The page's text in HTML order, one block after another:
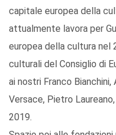
capitale europea della
attualmente lavora per
europea della cultura nel
culturali del Consiglio di
ai nostri Franco
Versace, Pietro
2019.